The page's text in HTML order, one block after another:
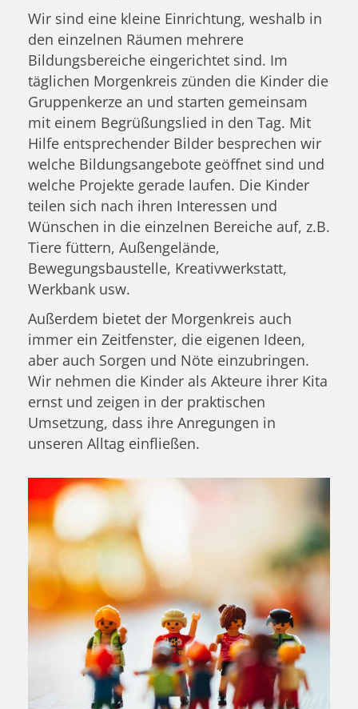
Wir sind eine kleine Einrichtung, weshalb in
den einzelnen Räumen mehrere
Bildungsbereiche eingerichtet sind. Im
täglichen Morgenkreis zünden die Kinder die
Gruppenkerze an und starten gemeinsam
mit einem Begrüßungslied in den Tag. Mit
Hilfe entsprechender Bilder besprechen wir
welche Bildungsangebote geöffnet sind und
welche Projekte gerade laufen. Die Kinder
teilen sich nach ihren Interessen und
Wünschen in die einzelnen Bereiche auf, z.B.
Tiere füttern, Außengelände,
Bewegungsbaustelle, Kreativwerkstatt,
Werkbank usw.
Außerdem bietet der Morgenkreis auch
immer ein Zeitfenster, die eigenen Ideen,
aber auch Sorgen und Nöte einzubringen.
Wir nehmen die Kinder als Akteure ihrer Kita
ernst und zeigen in der praktischen
Umsetzung, dass ihre Anregungen in
unseren Alltag einfließen.